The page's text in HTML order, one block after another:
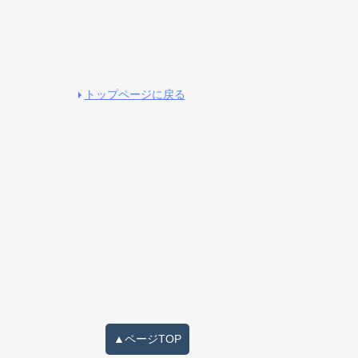
トップページに戻る
▲ページTOP